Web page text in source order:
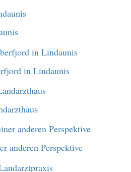
in Lindaunis
anderen Perspektive